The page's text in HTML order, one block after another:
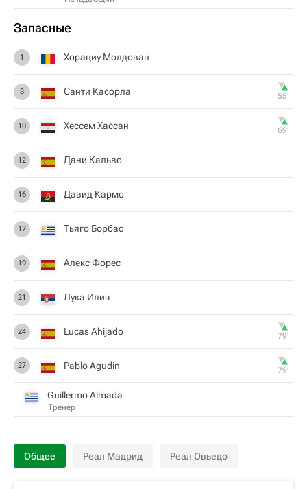
Запасные
1 Хорациу Молдован
8 Санти Касорла 55‎’‎
10 Хессем Хассан 69‎’‎
12 Дани Кальво
16 Давид Кармо
17 Тьяго Борбас
19 Алекс Форес
21 Лука Илич
24 Lucas Ahijado 79‎’‎
27 Pablo Agudin 79‎’‎
Guillermo Almada
Тренер
Общее Реал Мадрид Реал Овьедо